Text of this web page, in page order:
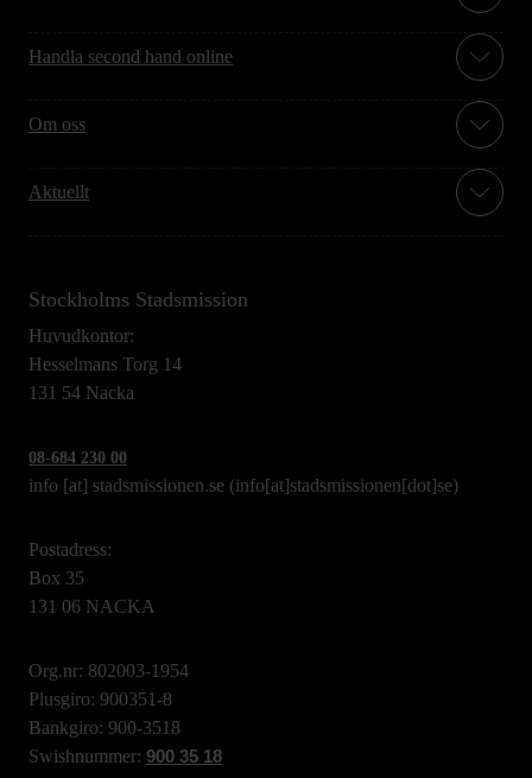
Handla second hand online
Om oss
Aktuellt
Stockholms Stadsmission
Huvudkontor:
Hesselmans Torg 14
131 54 Nacka
08-684 230 00
info [at] stadsmissionen.se (info[at]stadsmissionen[dot]se)
Postadress:
Box 35
131 06 NACKA
Org.nr: 802003-1954
Plusgiro: 900351-8
Bankgiro: 900-3518
Swishnummer: 900 35 18